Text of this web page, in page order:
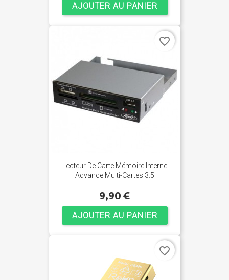
AJOUTER AU PANIER
Lecteur De Carte Mémoire Interne
Advance Multi-Cartes 3.5
9,90 €
AJOUTER AU PANIER
favorite_border
favorite_border